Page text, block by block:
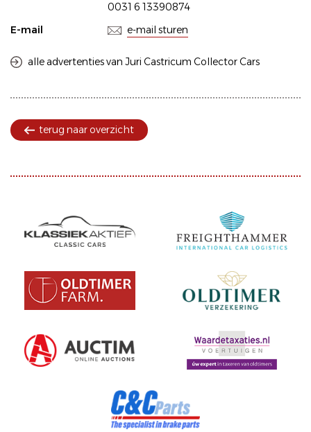
0031 6 13390874
E-mail
e-mail sturen
alle advertenties van Juri Castricum Collector Cars
terug naar overzicht